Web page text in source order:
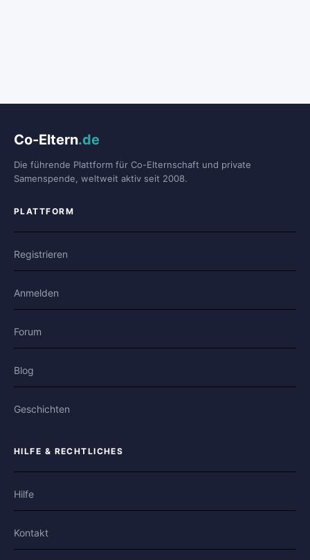
Co-Eltern.de
Die führende Plattform für Co-Elternschaft und private
Samenspende, weltweit aktiv seit 2008.
PLATTFORM
Registrieren
Anmelden
Forum
Blog
Geschichten
HILFE & RECHTLICHES
Hilfe
Kontakt